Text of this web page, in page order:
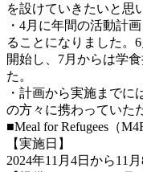
を設けていきたいと思
・4月に年間の活動計
ることになりました。
開始し、7月からは学
た。
・計画から実施までに
の方々に携わっていた
■Meal for Refugees（
【実施日】
2024年11月4日から11